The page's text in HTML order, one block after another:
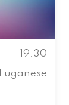
19.30
Luganese